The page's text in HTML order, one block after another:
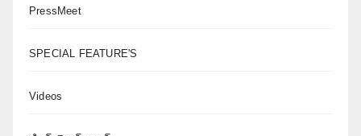
PressMeet
SPECIAL FEATURE'S
Videos